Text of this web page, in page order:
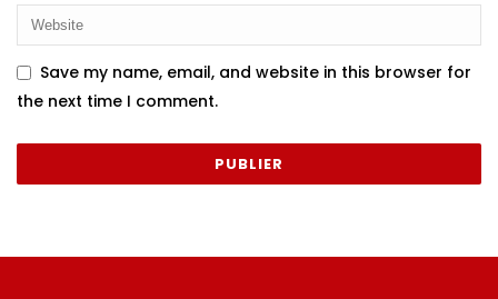
Save my name, email, and website in this browser for
the next time I comment.